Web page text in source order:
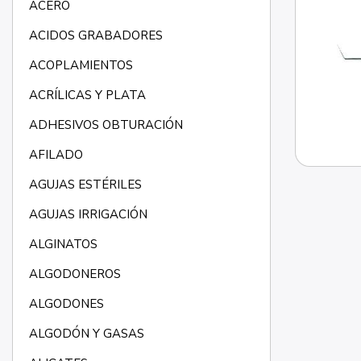
ACERO
ACIDOS GRABADORES
ACOPLAMIENTOS
ACRÍLICAS Y PLATA
ADHESIVOS OBTURACIÓN
AFILADO
AGUJAS ESTÉRILES
AGUJAS IRRIGACIÓN
ALGINATOS
ALGODONEROS
ALGODONES
ALGODÓN Y GASAS